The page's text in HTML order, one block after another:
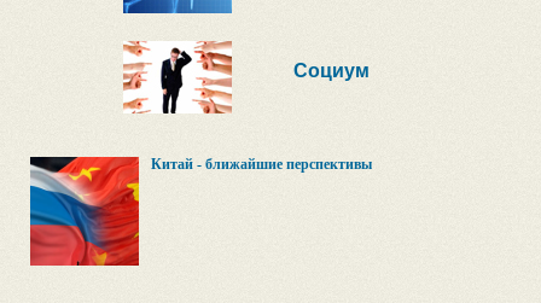
Социум
Китай - ближайшие перспективы